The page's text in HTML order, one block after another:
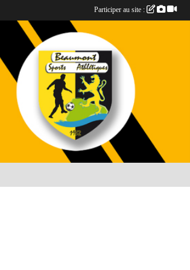
Participer au site :